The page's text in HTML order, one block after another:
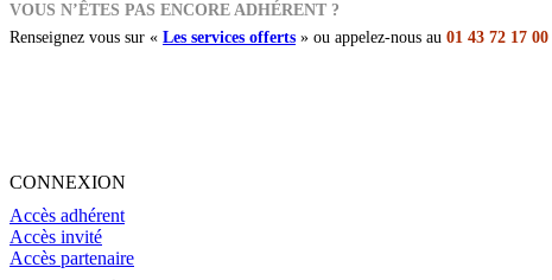
VOUS N’ÊTES PAS ENCORE ADHÉRENT ?
Renseignez vous sur « Les services offerts » ou appelez-nous au 01 43 72 17 00
CONNEXION
Accès adhérent
Accès invité
Accès partenaire